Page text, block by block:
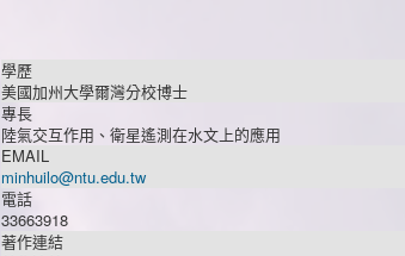
學歷
美國加州大學爾灣分校博士
專長
陸氣交互作用、衛星遙測在水文上的應用
EMAIL
minhuilo@ntu.edu.tw
電話
33663918
著作連結